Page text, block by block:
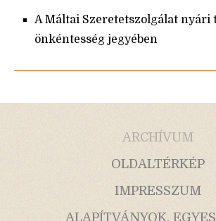
A Máltai Szeretetszolgálat nyári
önkéntesség jegyében
ARCHÍVUM
OLDALTÉRKÉP
IMPRESSZUM
ALAPÍTVÁNYOK,